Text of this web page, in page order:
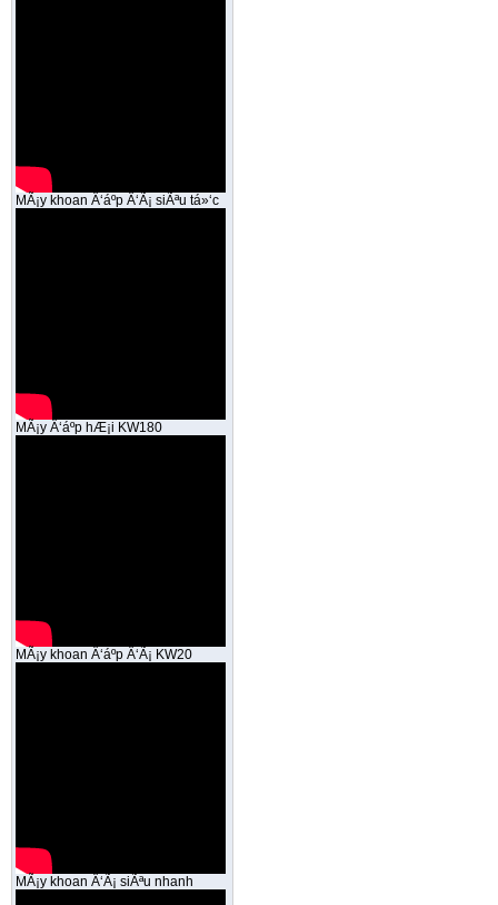
MÃ¡y khoan Ä‘áº­p Ä‘Ã¡ siÃªu tá»‘c
MÃ¡y Ä‘áº­p hÆ¡i KW180
MÃ¡y khoan Ä‘áº­p Ä‘Ã¡ KW20
MÃ¡y khoan Ä‘Ã¡ siÃªu nhanh